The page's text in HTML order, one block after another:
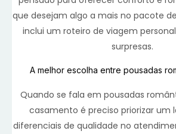
que desejam algo a mais no pacote
inclui um roteiro de viagem
surpresas.
A melhor escolha entre pousadas
Quando se fala em pousadas
casamento é preciso priorizar um
diferenciais de qualidade no